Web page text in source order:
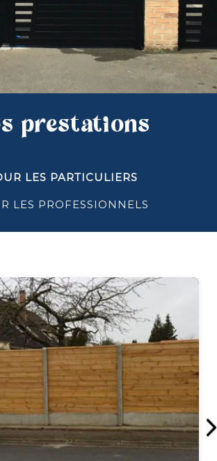
prestations
LES PARTICULIERS
LES PROFESSIONNELS